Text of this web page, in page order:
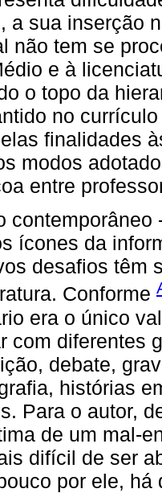
a sua inserção
não tem se
e à
o topo da
no
finalidades
modos
entre
ícones da
desafios têm
Conforme
era o único
com diferentes
debate,
histórias
Para o autor,
de um mal-
difícil de ser
por ele,